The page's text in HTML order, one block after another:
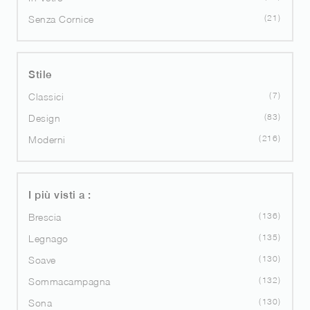
Senza Cornice 21
Stile
Classici
7
Design 83
Moderni 216
I più visti a :
Brescia
136
Legnago 135
Soave 130
Sommacampagna 132
Sona 130